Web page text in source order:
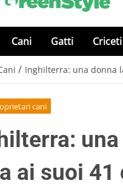
Cani Gatti Criceti
/ Inghilterra: una donna
cani
ai suoi 41